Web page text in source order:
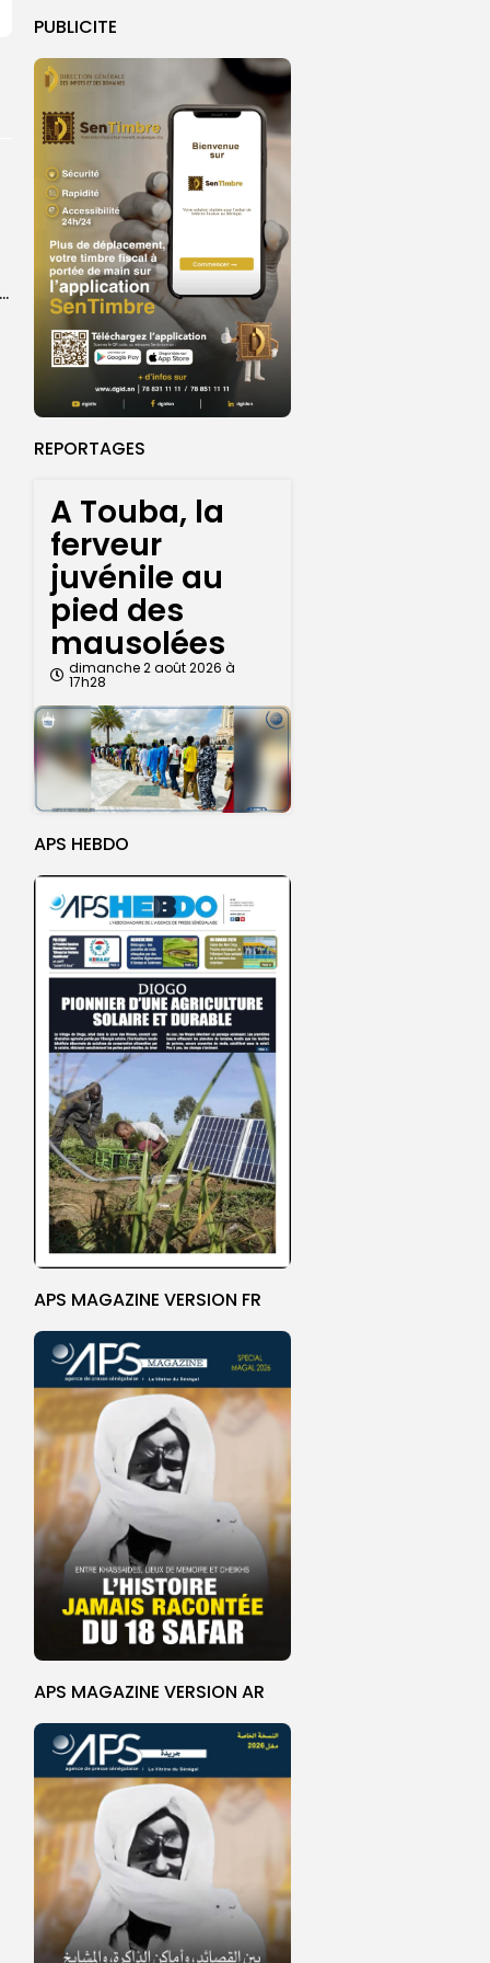
PUBLICITE
REPORTAGES
A Touba, la
ferveur
juvénile au
pied des
mausolées
dimanche 2 août 2026 à
17h28
APS HEBDO
APS MAGAZINE VERSION FR
APS MAGAZINE VERSION AR
‎Afrobasket U18 : les sélections masculine et féminine du Sénégal fixées sur...